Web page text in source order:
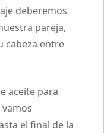
deberemos
pareja,
cabeza entre
aceite para
el final de la